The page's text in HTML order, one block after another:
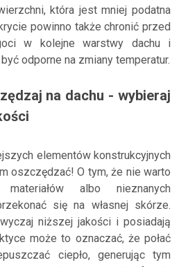
która jest mniej podatna
powinno także chronić przed
w kolejne warstwy dachu i
odporne na zmiany temperatur.
na dachu - wybieraj
elementów konstrukcyjnych
oszczędzać! O tym, że nie warto
albo nieznanych
się na własnej skórze.
niższej jakości i posiadają
może to oznaczać, że połać
ciepło, generując tym